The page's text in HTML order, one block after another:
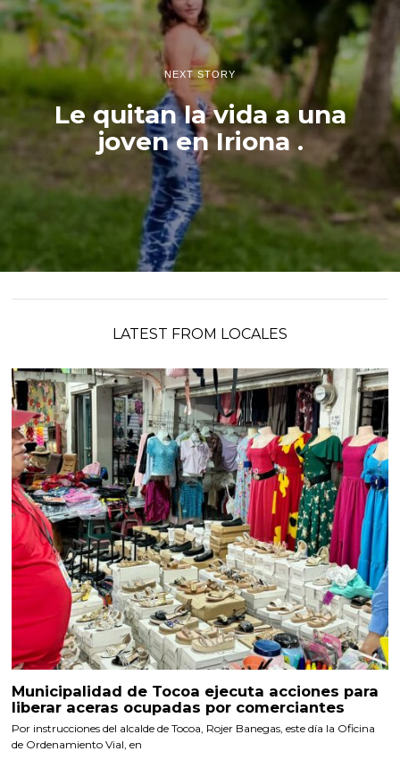
NEXT STORY
Le quitan la vida a una
joven en Iriona .
LATEST FROM LOCALES
Municipalidad de Tocoa ejecuta acciones para
liberar aceras ocupadas por comerciantes
Por instrucciones del alcalde de Tocoa, Rojer Banegas, este día la Oficina
de Ordenamiento Vial, en